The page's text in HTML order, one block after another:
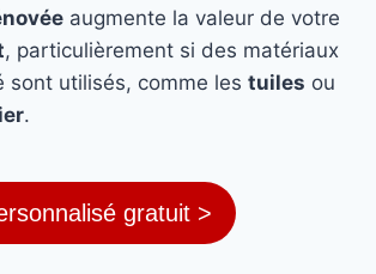
augmente la valeur de votre
, particulièrement si des matériaux
sont utilisés, comme les tuiles ou
.
gratuit >